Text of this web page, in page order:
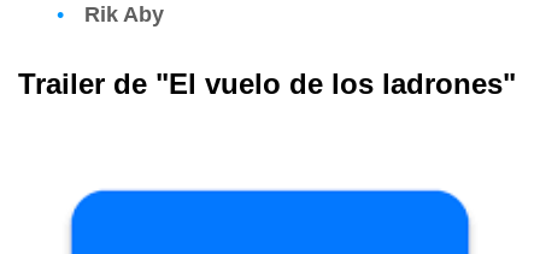
Rik Aby
Trailer de "El vuelo de los ladrones"